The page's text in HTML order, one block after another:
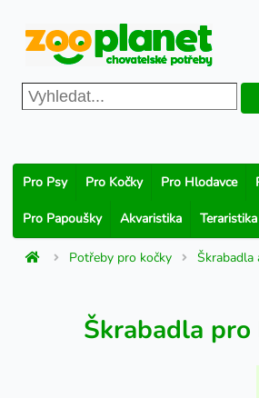
Pro Psy Pro Kočky Pro Hlodavce
Pro Papoušky Akvaristika Teraristika
Potřeby pro kočky Škrabadla
Škrabadla pro